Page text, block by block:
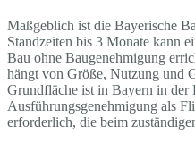
Maßgeblich ist die Bayerische
Standzeiten bis 3 Monate kann
Bau ohne Baugenehmigung
hängt von Größe, Nutzung und
Grundfläche ist in Bayern in der
Ausführungsgenehmigung als
erforderlich, die beim